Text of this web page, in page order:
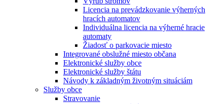
Licencia na prevádzkovanie výherných
hracích automatov
Individuálna licencia na výherné hracie
automaty
Žiadosť o parkovacie miesto
Integrované obslužné miesto občana
Elektronické služby obce
Elektronické služby štátu
Návody k základným životným situáciám
Služby obce
Stravovanie